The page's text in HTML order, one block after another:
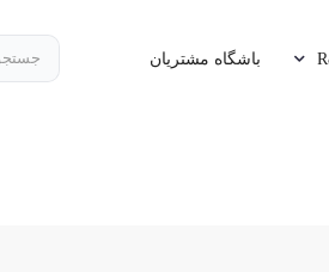
باشگاه مشتریان